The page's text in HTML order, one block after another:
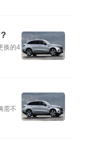
换的4
需不